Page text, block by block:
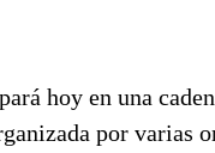
hoy en una
por varias